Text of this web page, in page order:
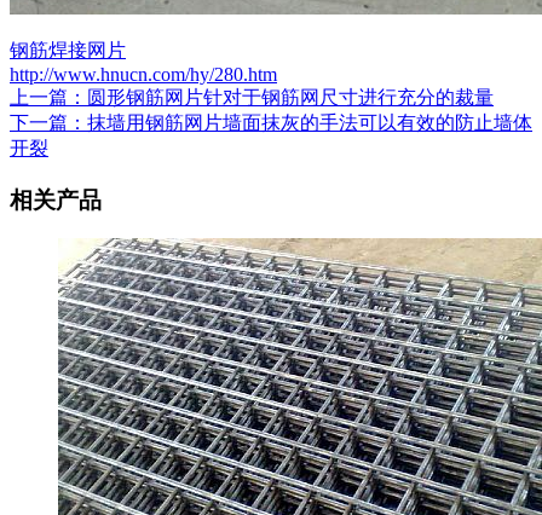
钢筋焊接网片
http://www.hnucn.com/hy/280.htm
上一篇：圆形钢筋网片针对于钢筋网尺寸进行充分的裁量
下一篇：抹墙用钢筋网片墙面抹灰的手法可以有效的防止墙体
开裂
相关产品